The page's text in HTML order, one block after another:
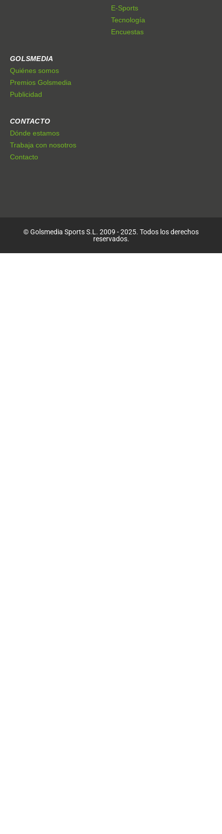
E-Sports
Tecnología
Encuestas
GOLSMEDIA
Quiénes somos
Premios Golsmedia
Publicidad
CONTACTO
Dónde estamos
Trabaja con nosotros
Contacto
© Golsmedia Sports S.L. 2009 - 2025. Todos los derechos
reservados.